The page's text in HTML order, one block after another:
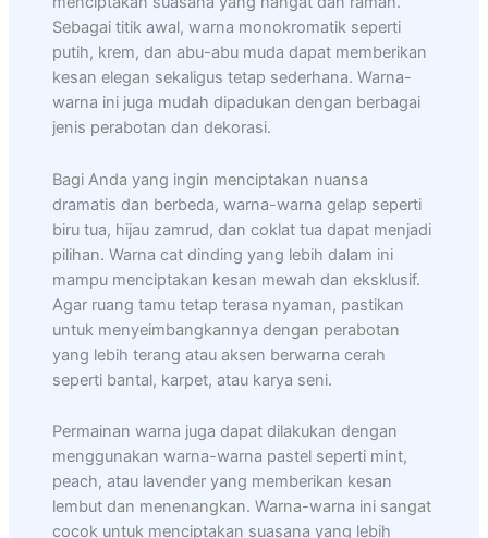
Sebagai titik awal, warna monokromatik seperti
putih, krem, dan abu-abu muda dapat memberikan
kesan elegan sekaligus tetap sederhana. Warna-
warna ini juga mudah dipadukan dengan berbagai
jenis perabotan dan dekorasi.
Bagi Anda yang ingin menciptakan nuansa
dramatis dan berbeda, warna-warna gelap seperti
biru tua, hijau zamrud, dan coklat tua dapat menjadi
pilihan. Warna cat dinding yang lebih dalam ini
mampu menciptakan kesan mewah dan eksklusif.
Agar ruang tamu tetap terasa nyaman, pastikan
untuk menyeimbangkannya dengan perabotan
yang lebih terang atau aksen berwarna cerah
seperti bantal, karpet, atau karya seni.
Permainan warna juga dapat dilakukan dengan
menggunakan warna-warna pastel seperti mint,
peach, atau lavender yang memberikan kesan
lembut dan menenangkan. Warna-warna ini sangat
cocok untuk menciptakan suasana yang lebih